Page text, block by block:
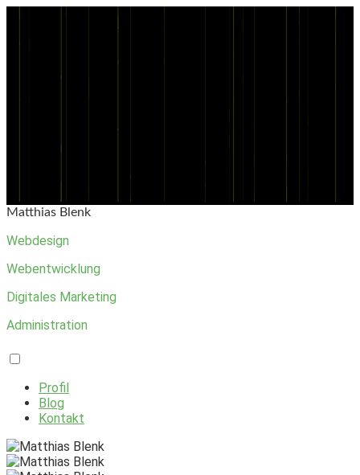
Matthias Blenk
Webdesign
Webentwicklung
Digitales Marketing
Administration
Profil
Blog
Kontakt